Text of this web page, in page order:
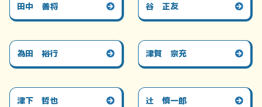
田中 善将 谷 正友
為田 裕行 津賀 宗充
津下 哲也 辻 慎一郎